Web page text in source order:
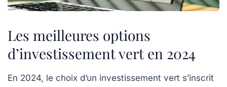
Les meilleures options
d’investissement vert en 2024
En 2024, le choix d’un investissement vert s’inscrit